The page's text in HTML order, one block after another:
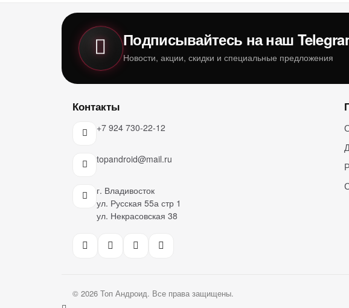
Подписывайтесь на наш
Новости, акции, скидки и специальные предложения
Контакты
+7 924 730-22-12
topandroid@mail.ru
г. Владивосток
ул. Русская 55а стр 1
ул. Некрасовская 38
© 2026 Топ Андроид. Все права защищены.